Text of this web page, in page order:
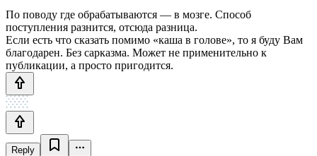
По поводу где обрабатываются — в мозге. Способ
поступления разнится, отсюда разница.
Если есть что сказать помимо «каша в голове», то я буду Вам
благодарен. Без сарказма. Может не применительно к
публикации, а просто пригодится.
Reply